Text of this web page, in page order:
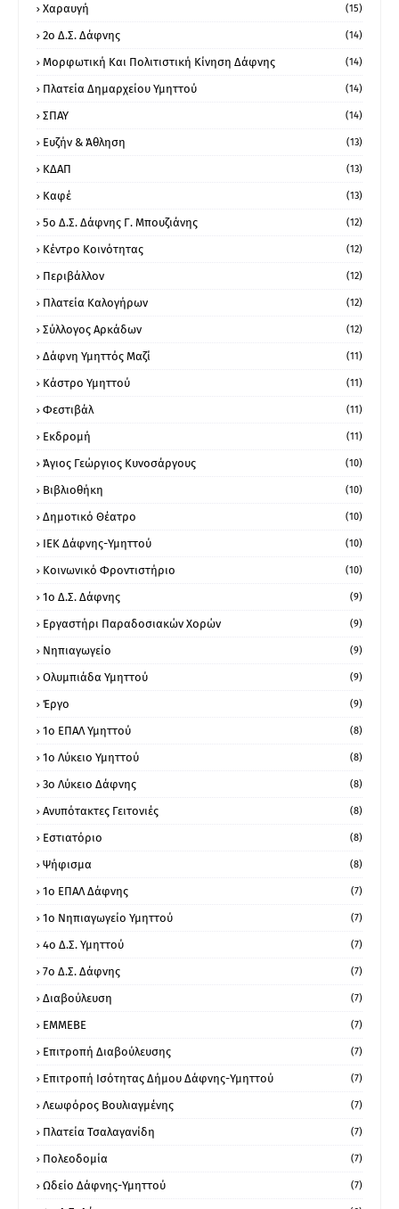
Χαραυγή (15)
2ο Δ.Σ. Δάφνης (14)
Μορφωτική Και Πολιτιστική Κίνηση Δάφνης (14)
Πλατεία Δημαρχείου Υμηττού (14)
ΣΠΑΥ (14)
Ευζήν & Άθληση (13)
ΚΔΑΠ (13)
Καφέ (13)
5ο Δ.Σ. Δάφνης Γ. Μπουζιάνης (12)
Κέντρο Κοινότητας (12)
Περιβάλλον (12)
Πλατεία Καλογήρων (12)
Σύλλογος Αρκάδων (12)
Δάφνη Υμηττός Μαζί (11)
Κάστρο Υμηττού (11)
Φεστιβάλ (11)
Εκδρομή (11)
Άγιος Γεώργιος Κυνοσάργους (10)
Βιβλιοθήκη (10)
Δημοτικό Θέατρο (10)
ΙΕΚ Δάφνης-Υμηττού (10)
Κοινωνικό Φροντιστήριο (10)
1ο Δ.Σ. Δάφνης (9)
Εργαστήρι Παραδοσιακών Χορών (9)
Νηπιαγωγείο (9)
Ολυμπιάδα Υμηττού (9)
Έργο (9)
1o ΕΠΑΛ Υμηττού (8)
1ο Λύκειο Υμηττού (8)
3ο Λύκειο Δάφνης (8)
Ανυπότακτες Γειτονιές (8)
Εστιατόριο (8)
Ψήφισμα (8)
1ο ΕΠΑΛ Δάφνης (7)
1ο Νηπιαγωγείο Υμηττού (7)
4ο Δ.Σ. Υμηττού (7)
7ο Δ.Σ. Δάφνης (7)
Διαβούλευση (7)
ΕΜΜΕΒΕ (7)
Επιτροπή Διαβούλευσης (7)
Επιτροπή Ισότητας Δήμου Δάφνης-Υμηττού (7)
Λεωφόρος Βουλιαγμένης (7)
Πλατεία Τσαλαγανίδη (7)
Πολεοδομία (7)
Ωδείο Δάφνης-Υμηττού (7)